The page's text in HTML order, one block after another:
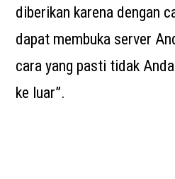
diberikan karena dengan
dapat membuka server
cara yang pasti tidak
ke luar”.